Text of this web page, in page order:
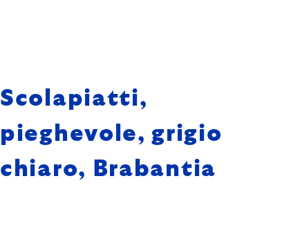
Scolapiatti,
pieghevole, grigio
chiaro, Brabantia